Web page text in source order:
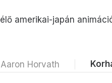
amerikai-japán
Aaron Horvath